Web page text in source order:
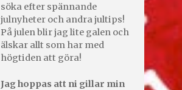
söka efter spännande
julnyheter och andra jultips!
På julen blir jag lite galen och
älskar allt som har med
högtiden att göra!
Jag hoppas att ni gillar min